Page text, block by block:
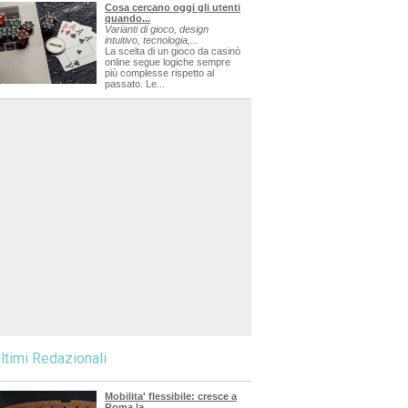
Cosa cercano oggi gli utenti
quando...
Varianti di gioco, design
intuitivo, tecnologia,...
La scelta di un gioco da casinò
online segue logiche sempre
più complesse rispetto al
passato. Le...
Redazionali
Mobilita' flessibile: cresce a